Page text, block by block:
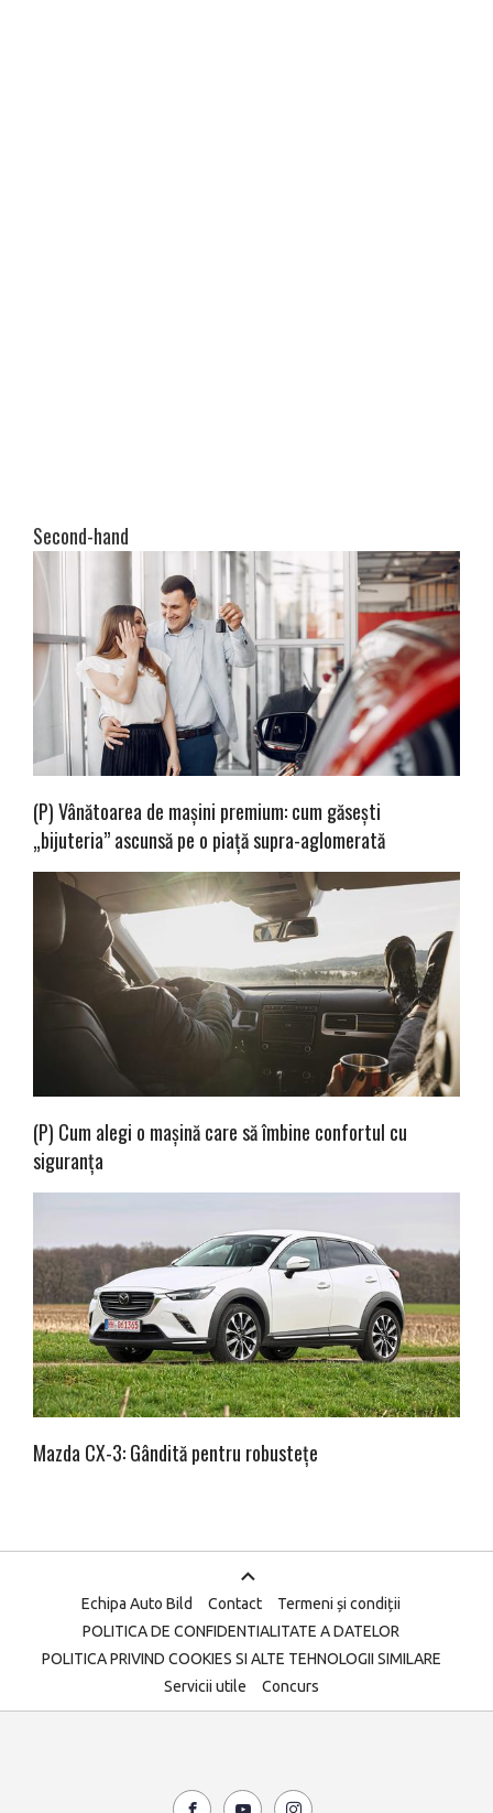
Second-hand
(P) Vânătoarea de mașini premium: cum găsești
„bijuteria” ascunsă pe o piață supra-aglomerată
(P) Cum alegi o mașină care să îmbine confortul cu
siguranța
Mazda CX-3: Gândită pentru robustețe
Echipa Auto Bild Contact
Termeni și condiții
POLITICA DE CONFIDENTIALITATE A DATELOR
POLITICA PRIVIND COOKIES SI ALTE TEHNOLOGII SIMILARE
Servicii utile
Concurs